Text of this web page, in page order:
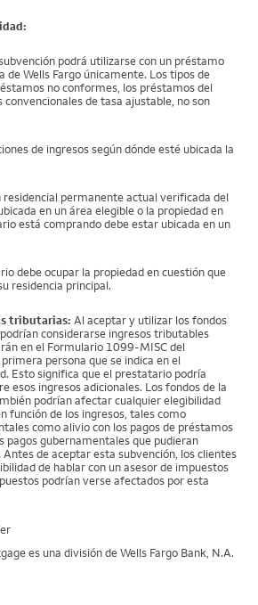
podrá utilizarse con un préstamo
de Wells Fargo únicamente. Los tipos de
no conformes, los préstamos del
de tasa ajustable, no son
de ingresos según dónde esté ubicada la
residencial permanente actual verificada del
en un área elegible o la propiedad en
está comprando debe estar ubicada en un
debe ocupar la propiedad en cuestión que
residencia principal.
tributarias: Al aceptar y utilizar los fondos
considerarse ingresos tributables
en el Formulario 1099-MISC del
persona que se indica en el
Esto significa que el prestatario podría
esos ingresos adicionales. Los fondos de la
podrían afectar cualquier elegibilidad
función de los ingresos, tales como
como alivio con los pagos de préstamos
pagos gubernamentales que pudieran
Antes de aceptar esta subvención, los clientes
de hablar con un asesor de impuestos
podrían verse afectados por esta
es una división de Wells Fargo Bank, N.A.